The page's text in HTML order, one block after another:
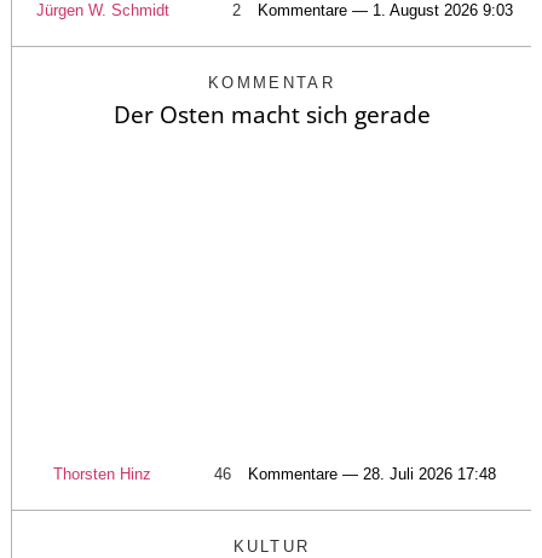
Jürgen W. Schmidt 2 Kommentare — 1. August 2026 9:03
KOMMENTAR
Der Osten macht sich gerade
Thorsten Hinz 46 Kommentare — 28. Juli 2026 17:48
KULTUR